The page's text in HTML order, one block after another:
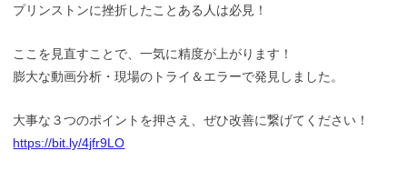
プリンストンに挫折したことある人は必見！
ここを見直すことで、一気に精度が上がります！
膨大な動画分析・現場のトライ＆エラーで発見しました。
大事な３つのポイントを押さえ、ぜひ改善に繋げてください！
https://bit.ly/4jfr9LO